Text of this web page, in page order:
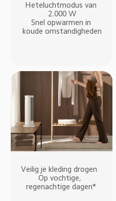
Heteluchtmodus van
2.000 W
Snel opwarmen in
koude omstandigheden
Veilig je kleding drogen
Op vochtige,
regenachtige dagen*